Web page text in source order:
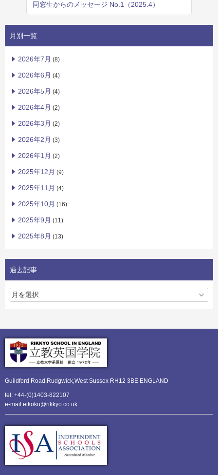
同窓生からのメッセージ No.1（2025.4）
月別一覧
2026年7月 (8)
2026年6月 (4)
2026年5月 (4)
2026年4月 (2)
2026年3月 (2)
2026年2月 (3)
2026年1月 (2)
2025年12月 (9)
2025年11月 (4)
2025年10月 (16)
2025年9月 (11)
2025年8月 (13)
過去記事
Guildford Road,Rudgwick,West Sussex RH12 3BE ENGLAND
tel: +44-(0)1403-822107
e-mail:eikoku@rikkyo.co.uk